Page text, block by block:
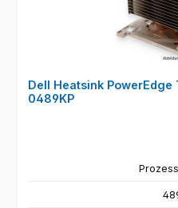
Dell Heatsink
0489KP